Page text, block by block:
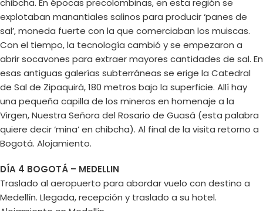
chibcha. En épocas precolombinas, en esta región se
explotaban manantiales salinos para producir ‘panes de
sal’, moneda fuerte con la que comerciaban los muiscas.
Con el tiempo, la tecnología cambió y se empezaron a
abrir socavones para extraer mayores cantidades de sal. En
esas antiguas galerías subterráneas se erige la Catedral
de Sal de Zipaquirá, 180 metros bajo la superficie. Allí hay
una pequeña capilla de los mineros en homenaje a la
Virgen, Nuestra Señora del Rosario de Guasá (esta palabra
quiere decir ‘mina’ en chibcha). Al final de la visita retorno a
Bogotá. Alojamiento.
DÍA 4 BOGOTÁ – MEDELLIN
Traslado al aeropuerto para abordar vuelo con destino a
Medellín. Llegada, recepción y traslado a su hotel.